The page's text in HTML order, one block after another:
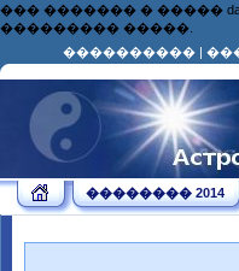
��� ������� � �����
��������� �����.
���������� |
�������� 2014